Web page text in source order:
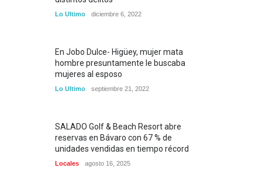
Lo Ultimo diciembre 6, 2022
En Jobo Dulce- Higüey, mujer mata
hombre presuntamente le buscaba
mujeres al esposo
Lo Ultimo septiembre 21, 2022
SALADO Golf & Beach Resort abre
reservas en Bávaro con 67 % de
unidades vendidas en tiempo récord
Locales agosto 16, 2025